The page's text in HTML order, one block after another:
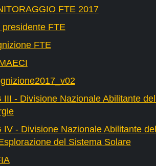
FTE 2017
presidente FTE
FTE
III - Divisione Nazionale Abilitante
IV - Divisione Nazionale Abilitante
del Sistema Solare